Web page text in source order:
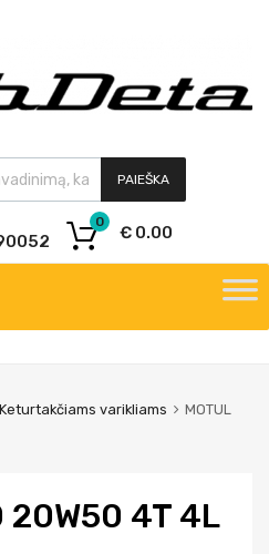
PAIEŠKA
€ 0.00
0
Keturtakčiams varikliams
MOTUL
20W50 4T 4L